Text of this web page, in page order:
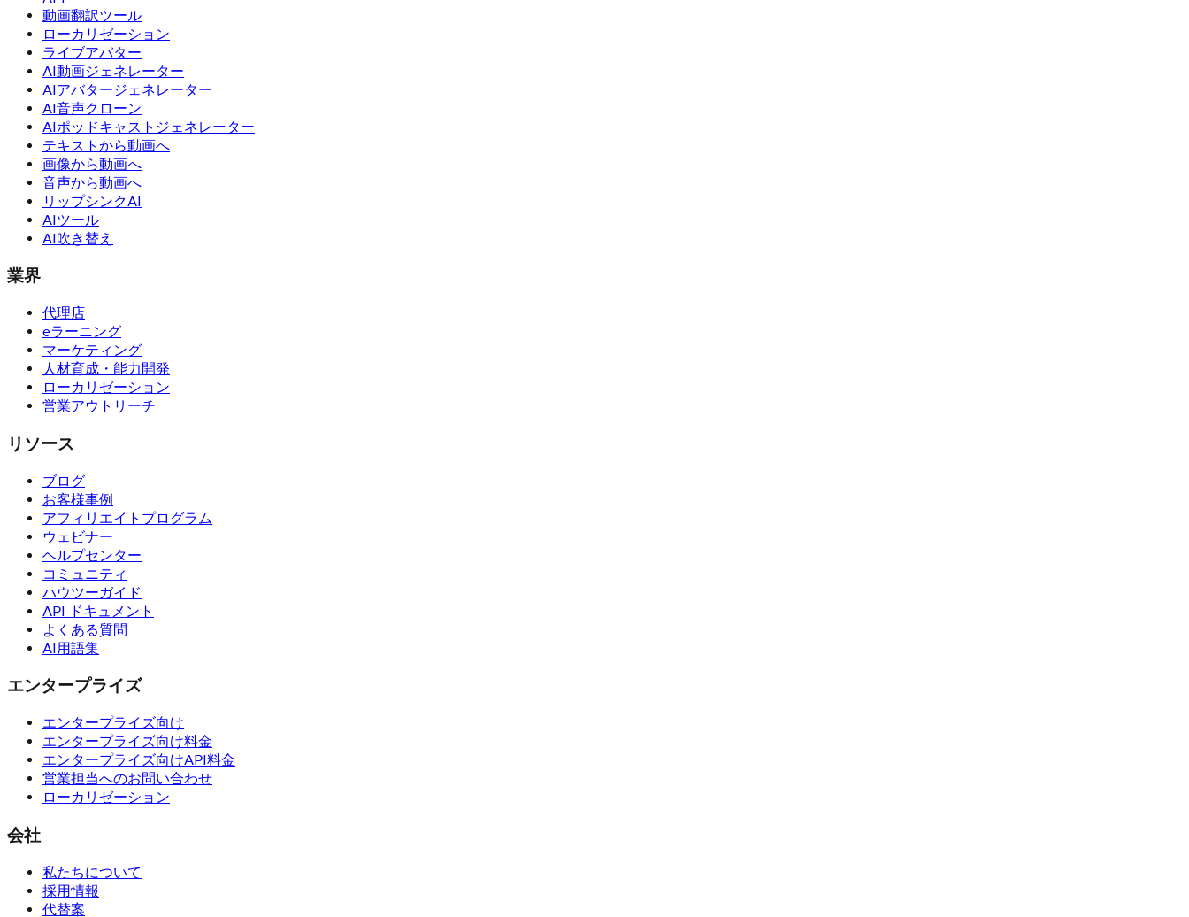
動画翻訳ツール
ローカリゼーション
ライブアバター
AI動画ジェネレーター
AIアバタージェネレーター
AI音声クローン
AIポッドキャストジェネレーター
テキストから動画へ
画像から動画へ
音声から動画へ
リップシンクAI
AIツール
AI吹き替え
業界
代理店
eラーニング
マーケティング
人材育成・能力開発
ローカリゼーション
営業アウトリーチ
リソース
ブログ
お客様事例
アフィリエイトプログラム
ウェビナー
ヘルプセンター
コミュニティ
ハウツーガイド
API ドキュメント
よくある質問
AI用語集
エンタープライズ
エンタープライズ向け
エンタープライズ向け料金
エンタープライズ向けAPI料金
営業担当へのお問い合わせ
ローカリゼーション
会社
私たちについて
採用情報
代替案